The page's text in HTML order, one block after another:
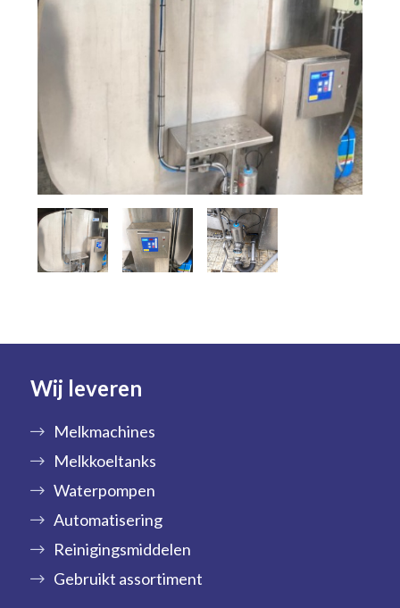
Wij leveren
Melkmachines
Melkkoeltanks
Waterpompen
Automatisering
Reinigingsmiddelen
Gebruikt assortiment